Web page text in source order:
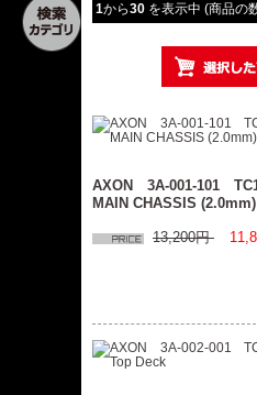
1から30を表示中 (商品の
AXON 3A-001-101
MAIN CHASSIS (2.0mm)
13,200円